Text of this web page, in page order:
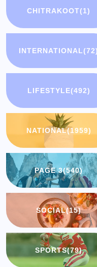
CHITRAKOOT(1)
INTERNATIONAL(72)
LIFESTYLE(492)
NATIONAL(1959)
PAGE 3(540)
SOCIAL(15)
SPORTS(79)